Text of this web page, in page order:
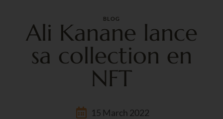
BLOG
Ali Kanane lance
sa collection en
NFT
15 March 2022